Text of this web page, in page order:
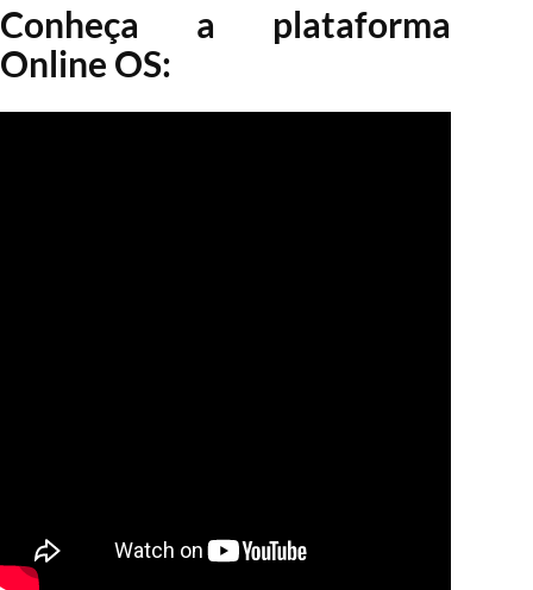
Conheça a plataforma
Online OS: